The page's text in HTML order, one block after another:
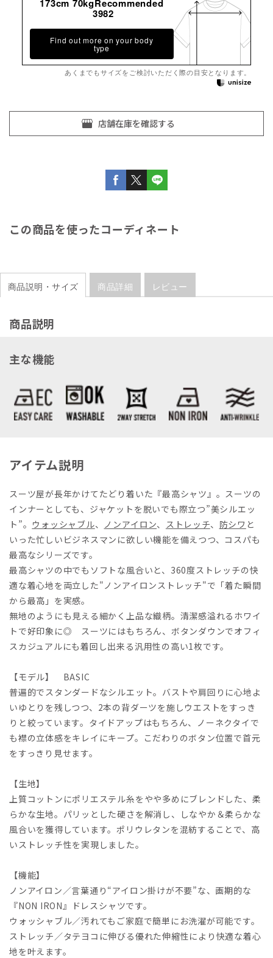
173cm 70kgRecommended
3982
Find out more on your body
type
あくまでもサイズをご検討いただく際の目安となります。
この商品を使ったコーディネート
商品説明・サイズ 商品詳細 レビュー
商品説明
主な機能
アイテム説明
スーツ屋が長年かけてたどり着いた『最高シャツ』。スーツの
インナーとしても、ジャケットを脱いでも際立つ”美シルエッ
ト”。 ウォッシャブル、 ノンアイロン、 ストレッチ、 防シワ と
いった忙しいビジネスマンに欲しい機能を備えつつ、コスパも
最高なシリーズです。
最高シャツの中でもソフトな風合いと、360度ストレッチの快
適な着心地を両立した"ノンアイロンストレッチ"で「着た瞬間
から最高」を実感。
無地のようにも見える細かく上品な織柄。清潔感溢れるホワイ
トで好印象に◎ スーツにはもちろん、ボタンダウンでオフィ
スカジュアルにも着回し出来る汎用性の高い1枚です。
【モデル】 BASIC
普遍的でスタンダードなシルエット。バストや肩回りに心地よ
いゆとりを残しつつ、2本の背ダーツを施しウエストをすっき
りと絞っています。タイドアップはもちろん、ノーネクタイで
も襟の立体感をキレイにキープ。こだわりのボタン位置で首元
をすっきり見せます。
【生地】
上質コットンにポリエステル糸をやや多めにブレンドした、柔
らかな生地。パリッとした硬さを解消し、しなやか＆柔らかな
風合いを獲得しています。ポリウレタンを混紡することで、高
いストレッチ性を実現しました。
【機能】
ノンアイロン／言葉通り“アイロン掛けが不要”な、画期的な
『NON IRON』ドレスシャツです。
ウォッシャブル／汚れてもご家庭で簡単にお洗濯が可能です。
ストレッチ／タテヨコに伸びる優れた伸縮性により快適な着心
地を叶えます。